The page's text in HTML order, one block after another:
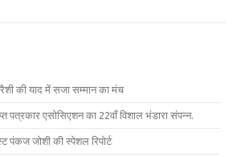
की याद में सजा सम्मान का मंच
पत्रकार एसोसिएशन का 22वाँ विशाल भंडारा संपन्न.
जोशी की स्पेशल रिपोर्ट